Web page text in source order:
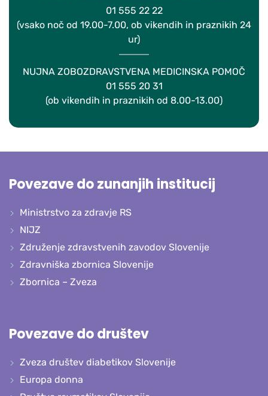
01 555 22 22
(vsako noč od 19.00-7.00, ob vikendih in praznikih 24
ur)
NUJNA ZOBOZDRAVSTVENA MEDICINSKA POMOČ
01 555 20 31
(ob vikendih in praznikih od 8.00-13.00)
Povezave do zunanjih institucij
Ministrstvo za zdravje RS
NIJZ
Združenje zdravstvenih zavodov Slovenije
Zdravniška zbornica Slovenije
Zbornica – Zveza
Povezave do društev
Zveza društev diabetikov Slovenije
Europa donna